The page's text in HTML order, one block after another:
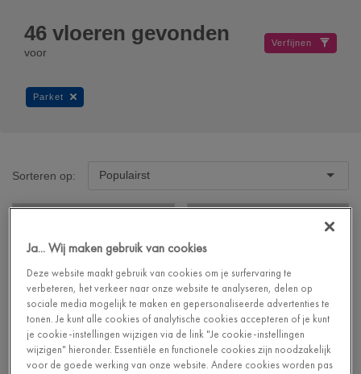
46 vloeren gevonden
voor
Verfijnen
Parket
Sorteren op: Populairst
Ja... Wij maken gebruik van cookies
Deze website maakt gebruik van cookies om je surfervaring te
verbeteren, het verkeer naar onze website te analyseren, delen op
sociale media mogelijk te maken en gepersonaliseerde advertenties te
tonen. Je kunt alle cookies of analytische cookies accepteren of je kunt
je cookie-instellingen wijzigen via de link "Je cookie-instellingen
wijzigen" hieronder. Essentiële en functionele cookies zijn noodzakelijk
voor de goede werking van onze website. Andere cookies worden pas